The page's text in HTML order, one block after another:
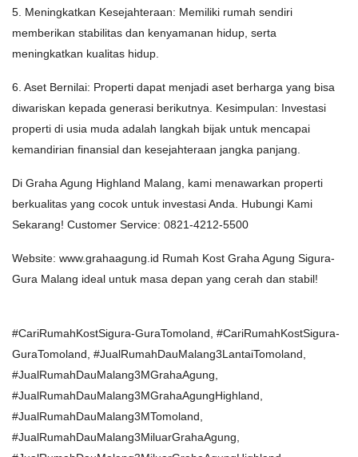
5. Meningkatkan Kesejahteraan: Memiliki rumah sendiri
memberikan stabilitas dan kenyamanan hidup, serta
meningkatkan kualitas hidup.
6. Aset Bernilai: Properti dapat menjadi aset berharga yang bisa
diwariskan kepada generasi berikutnya. Kesimpulan: Investasi
properti di usia muda adalah langkah bijak untuk mencapai
kemandirian finansial dan kesejahteraan jangka panjang.
Di Graha Agung Highland Malang, kami menawarkan properti
berkualitas yang cocok untuk investasi Anda. Hubungi Kami
Sekarang! Customer Service: 0821-4212-5500
Website: www.grahaagung.id Rumah Kost Graha Agung Sigura-
Gura Malang ideal untuk masa depan yang cerah dan stabil!
#CariRumahKostSigura-GuraTomoland, #CariRumahKostSigura-
GuraTomoland, #JualRumahDauMalang3LantaiTomoland,
#JualRumahDauMalang3MGrahaAgung,
#JualRumahDauMalang3MGrahaAgungHighland,
#JualRumahDauMalang3MTomoland,
#JualRumahDauMalang3MiluarGrahaAgung,